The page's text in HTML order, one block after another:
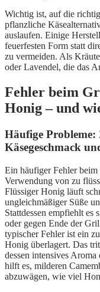
Wichtig ist, auf die
pflanzliche
auslaufen. Einige
feuerfesten Form statt
zu vermeiden. Als
oder Lavendel, die das
Fehler beim
Honig – und
Häufige
Käsegeschmack
Ein häufiger Fehler
Verwendung von zu
Flüssiger Honig läuft
ungleichmäßiger Süße
Stattdessen empfiehlt es
oder gegen Ende der
typischer Fehler ist ein
Honig überlagert. Das
dessen intensives
hilft es, milderen
abzuwägen, wie viel